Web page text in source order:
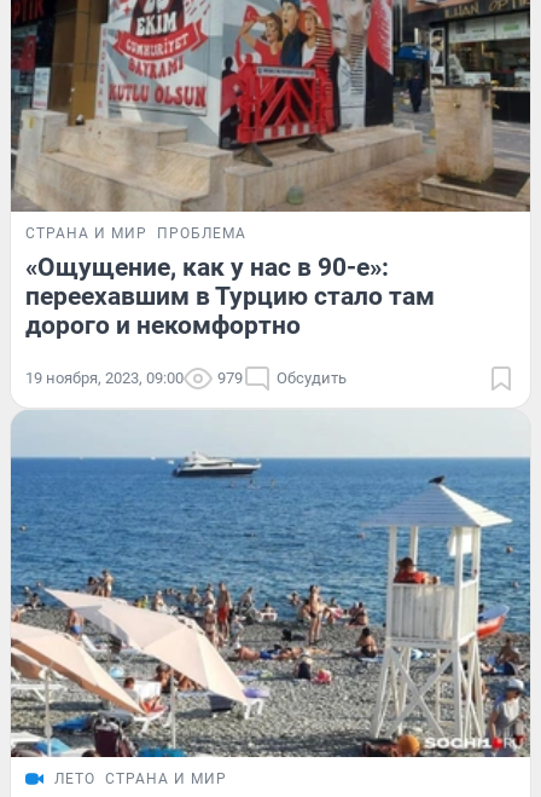
СТРАНА И МИР ПРОБЛЕМА
«Ощущение, как у нас в 90-е»:
переехавшим в Турцию стало там
дорого и некомфортно
19 ноября, 2023, 09:00 979 Обсудить
ЛЕТО СТРАНА И МИР